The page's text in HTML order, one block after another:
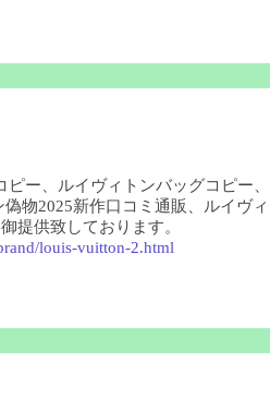
ー、ルイヴィトンバッグコピ
物2025新作口コミ通販、ルイ
提供致しております。
louis-vuitton-2.html